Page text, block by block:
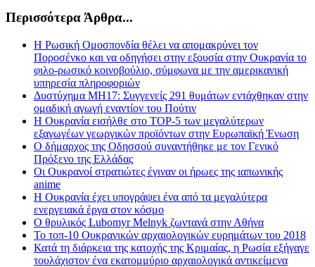
Περισσότερα Άρθρα...
Η Ρωσική Ομοσπονδία θέλει να απομακρύνει τον
Ποροσένκο και να οδηγήσει στην εξουσία στην Ουκρανία το
φιλο-ρωσικό κοινοβούλιο, σύμφωνα με την αμερικανική
υπηρεσία πληροφοριών
Δυστύχημα MH17: Συγγενείς 291 θυμάτων εντάχθηκαν στην
ομαδική αγωγή εναντίον του Πούτιν
Η Ουκρανία εισήλθε στο ΤΟΡ-5 των μεγαλύτερων
εξαγωγέων γεωργικών προϊόντων στην Ευρωπαϊκή Ένωση
Ο δήμαρχος της Οδησσού συναντήθηκε με τον Γενικό
Πρόξενο της Ελλάδας
Οι Ουκρανοί στρατιώτες έγιναν οι ήρωες της ιαπωνικής
anime
Η Ουκρανία έχει υπογράψει ένα από τα μεγαλύτερα
ενεργειακά έργα στον κόσμο
O θρυλικός Lubomyr Melnyk ζωντανά στην Αθήνα
Το τοπ-10 Ουκρανικών αρχαιολογικών ευρημάτων του 2018
Κατά τη διάρκεια της κατοχής της Κριμαίας, η Ρωσία εξήγαγε
τουλάχιστον ένα εκατομμύριο αρχαιολογικά αντικείμενα